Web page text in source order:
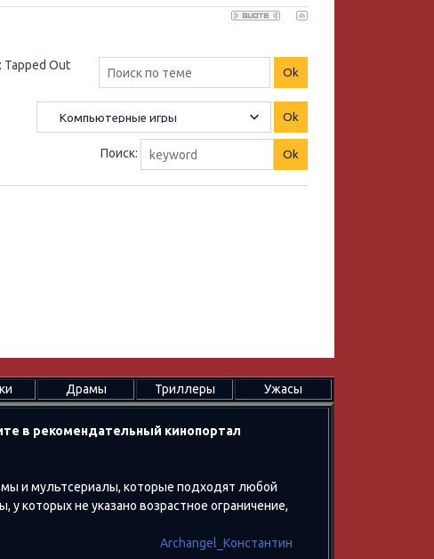
Tapped Out
Поиск:
Драмы Триллеры Ужасы
в рекомендательный кинопортал
и мультсериалы, которые подходят любой
которых не указано возрастное ограничение,
Archangel_Константин